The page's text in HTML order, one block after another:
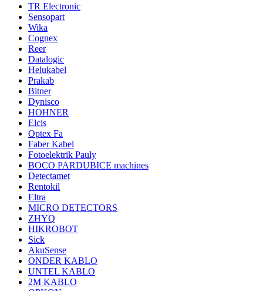
TR Electronic
Sensopart
Wika
Cognex
Reer
Datalogic
Helukabel
Prakab
Bitner
Dynisco
HOHNER
Elcis
Optex Fa
Faber Kabel
Fotoelektrik Pauly
BOCO PARDUBICE machines
Detectamet
Rentokil
Eltra
MICRO DETECTORS
ZHYQ
HIKROBOT
Sick
AkuSense
ONDER KABLO
UNTEL KABLO
2M KABLO